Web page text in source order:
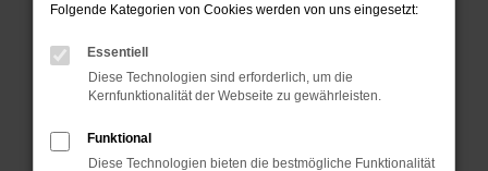
Internetverbindung.
Prüfe deine Browsererweiterungen.
können das Laden bestimmter Seiten
Folgende Kategorien von Cookies werden von uns eingesetzt:
Essentiell
Diese Technologien sind erforderlich, um die
Kernfunktionalität der Webseite zu gewährleisten.
Funktional
Diese Technologien bieten die bestmögliche Funktionalität